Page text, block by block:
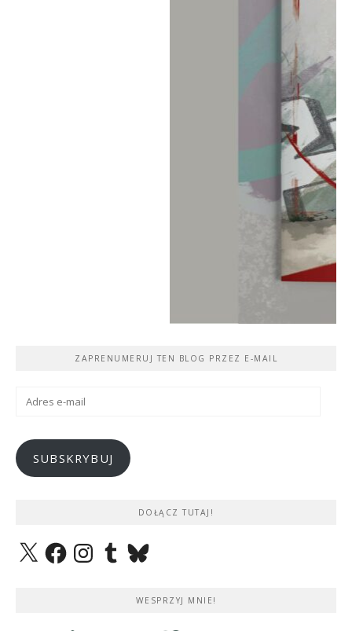
ZAPRENUMERUJ TEN BLOG PRZEZ E-MAIL
Adres
SUBSKRYBUJ
DOŁĄCZ TUTAJ!
X FacebookInstagramTumblrBluesky
WESPRZYJ MNIE!